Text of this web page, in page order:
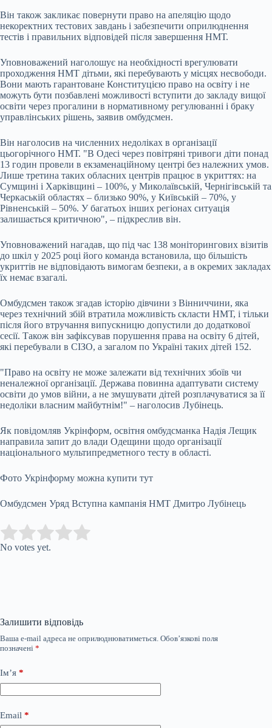
Він також закликає повернути право на апеляцію щодо
некоректних тестових завдань і забезпечити оприлюднення
тестів і правильних відповідей після завершення НМТ.
Уповноважений наголошує на необхідності врегулювати
проходження НМТ дітьми, які перебувають у місцях несвободи.
Вони мають гарантоване Конституцією право на освіту і не
можуть бути позбавлені можливості вступити до закладу вищої
освіти через прогалини в нормативному регулюванні і браку
управлінських рішень, заявив омбудсмен.
Він наголосив на численних недоліках в організації
цьогорічного НМТ. "В Одесі через повітряні тривоги діти понад
13 годин провели в екзаменаційному центрі без належних умов.
Лише третина таких обласних центрів працює в укриттях: на
Сумщині і Харківщині – 100%, у Миколаївській, Чернігівській та
Черкаській областях – близько 90%, у Київській – 70%, у
Рівненській – 50%. У багатьох інших регіонах ситуація
залишається критичною", – підкреслив він.
Уповноважений нагадав, що під час 138 моніторингових візитів
до шкіл у 2025 році його команда встановила, що більшість
укриттів не відповідають вимогам безпеки, а в окремих закладах
їх немає взагалі.
Омбудсмен також згадав історію дівчини з Вінниччини, яка
через технічний збій втратила можливість скласти НМТ, і тільки
після його втручання випускницю допустили до додаткової
сесії. Також він зафіксував порушення права на освіту 6 дітей,
які перебували в СІЗО, а загалом по Україні таких дітей 152.
"Право на освіту не може залежати від технічних збоїв чи
неналежної організації. Держава повинна адаптувати систему
освіти до умов війни, а не змушувати дітей розплачуватися за її
недоліки власним майбутнім!" – наголосив Лубінець.
Як повідомляв Укрінформ, освітня омбудсманка Надія Лещик
направила запит до влади Одещини щодо організації
національного мультипредметного тесту в області.
Фото Укрінформу можна купити тут
Омбудсмен Уряд Вступна кампанія НМТ Дмитро Лубінець
Rate this item:
No votes yet.
Залишити відповідь
Ваша e-mail адреса не оприлюднюватиметься. Обов’язкові поля
позначені *
Ім’я *
Email *